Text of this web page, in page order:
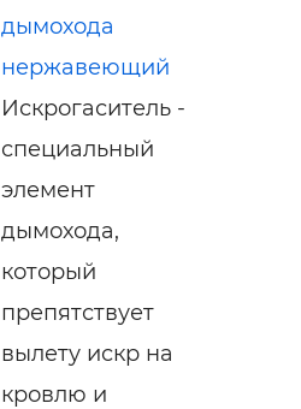
дымохода
нержавеющий
Искрогаситель -
специальный
элемент
дымохода,
который
препятствует
вылету искр на
кровлю и